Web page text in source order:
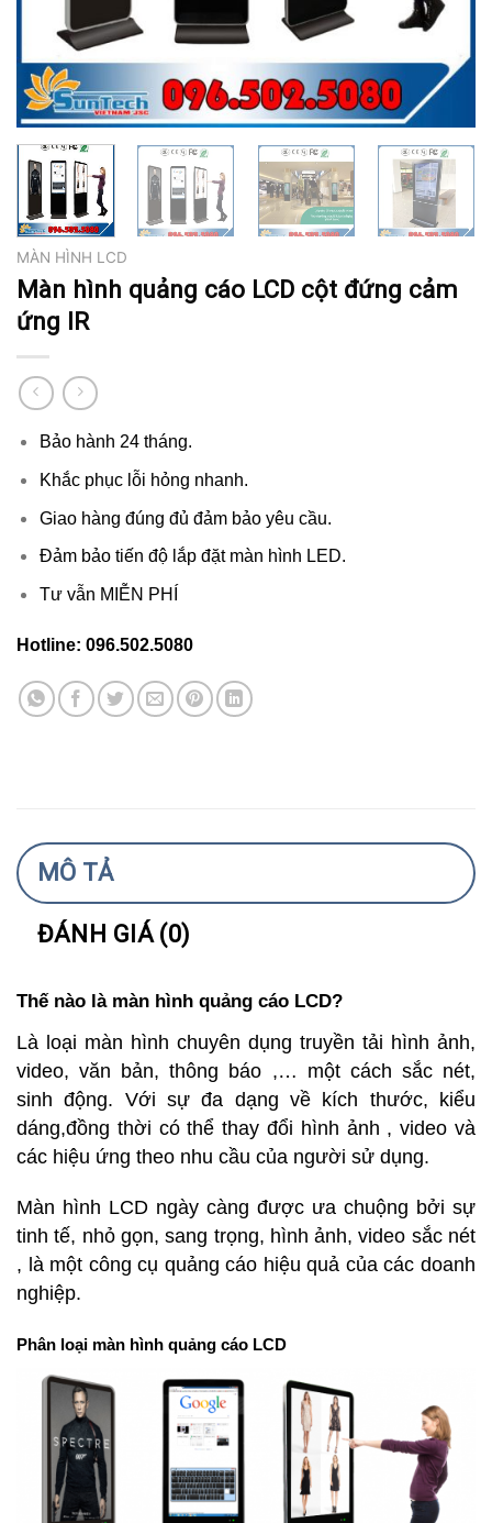
MÀN HÌNH LCD
Màn hình quảng cáo LCD cột đứng cảm
ứng IR
Bảo hành 24 tháng.
Khắc phục lỗi hỏng nhanh.
Giao hàng đúng đủ đảm bảo yêu cầu.
Đảm bảo tiến độ lắp đặt màn hình LED.
Tư vẫn MIỄN PHÍ
Hotline: 096.502.5080
MÔ TẢ
ĐÁNH GIÁ (0)
Thế nào là màn hình quảng cáo LCD?
Là loại màn hình chuyên dụng truyền tải hình ảnh,
video, văn bản, thông báo ,… một cách sắc nét,
sinh động. Với sự đa dạng về kích thước, kiểu
dáng,đồng thời có thể thay đổi hình ảnh , video và
các hiệu ứng theo nhu cầu của người sử dụng.
Màn hình LCD ngày càng được ưa chuộng bởi sự
tinh tế, nhỏ gọn, sang trọng, hình ảnh, video sắc nét
, là một công cụ quảng cáo hiệu quả của các doanh
nghiệp.
Phân loại màn hình quảng cáo LCD